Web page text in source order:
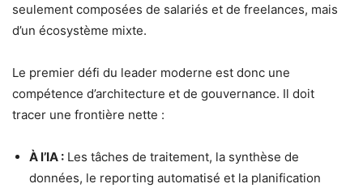
seulement composées de salariés et de freelances, mais
d’un écosystème mixte.
Le premier défi du leader moderne est donc une
compétence d’architecture et de gouvernance. Il doit
tracer une frontière nette :
À l’IA : Les tâches de traitement, la synthèse de
données, le reporting automatisé et la planification